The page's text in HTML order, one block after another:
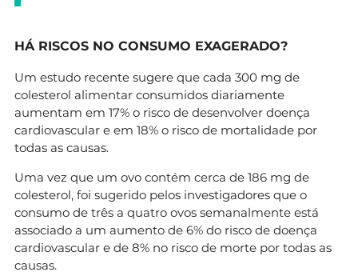
HÁ RISCOS NO CONSUMO EXAGERADO?
Um estudo recente sugere que cada 300 mg de
colesterol alimentar consumidos diariamente
aumentam em 17% o risco de desenvolver doença
cardiovascular e em 18% o risco de mortalidade por
todas as causas.
Uma vez que um ovo contém cerca de 186 mg de
colesterol, foi sugerido pelos investigadores que o
consumo de três a quatro ovos semanalmente está
associado a um aumento de 6% do risco de doença
cardiovascular e de 8% no risco de morte por todas as
causas.